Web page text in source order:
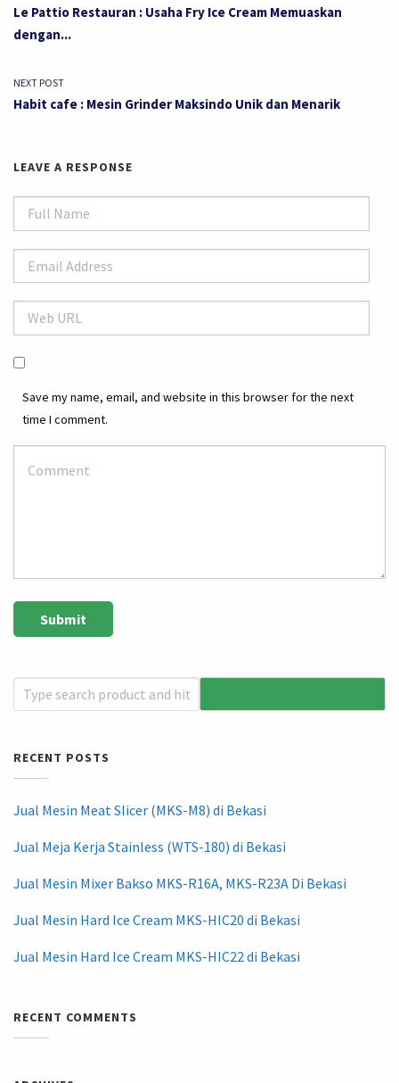
Le Pattio Restauran : Usaha Fry Ice Cream Memuaskan
dengan...
NEXT POST
Habit cafe : Mesin Grinder Maksindo Unik dan Menarik
LEAVE A RESPONSE
Save my name, email, and website in this browser for the next
time I comment.
RECENT POSTS
Jual Mesin Meat Slicer (MKS-M8) di Bekasi
Jual Meja Kerja Stainless (WTS-180) di Bekasi
Jual Mesin Mixer Bakso MKS-R16A, MKS-R23A Di Bekasi
Jual Mesin Hard Ice Cream MKS-HIC20 di Bekasi
Jual Mesin Hard Ice Cream MKS-HIC22 di Bekasi
RECENT COMMENTS